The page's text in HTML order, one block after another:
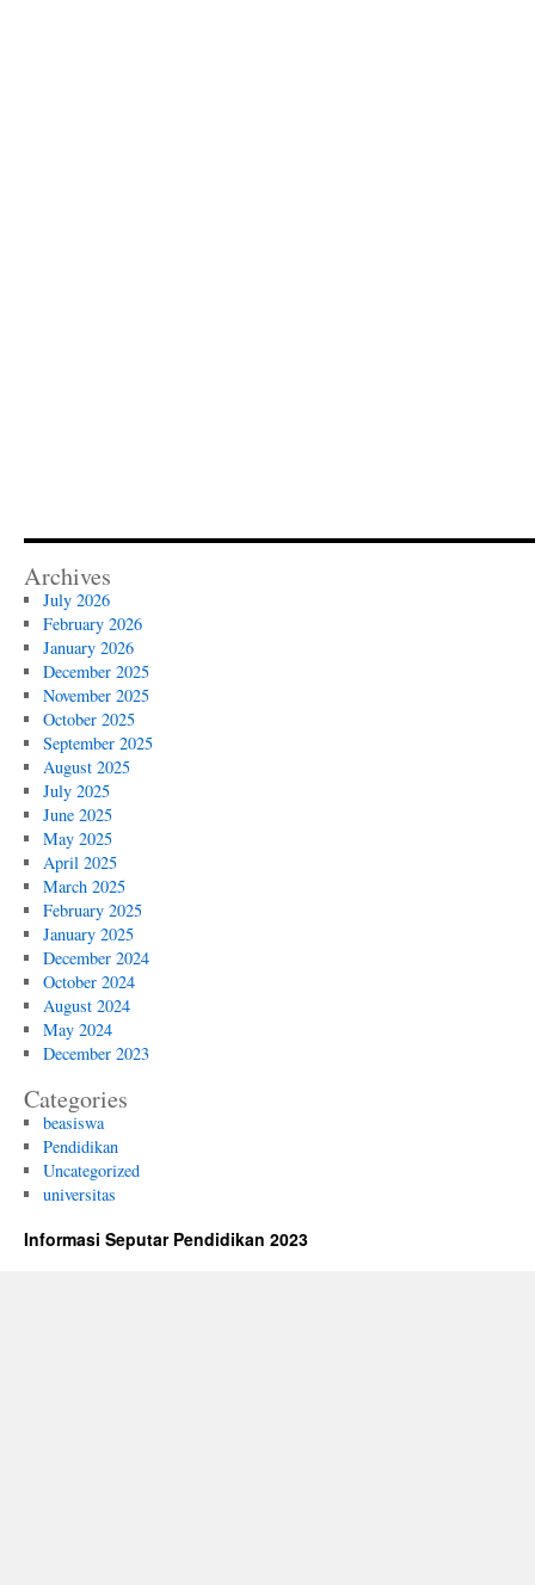
Archives
July 2026
February 2026
January 2026
December 2025
November 2025
October 2025
September 2025
August 2025
July 2025
June 2025
May 2025
April 2025
March 2025
February 2025
January 2025
December 2024
October 2024
August 2024
May 2024
December 2023
Categories
beasiswa
Pendidikan
Uncategorized
universitas
Informasi Seputar Pendidikan 2023